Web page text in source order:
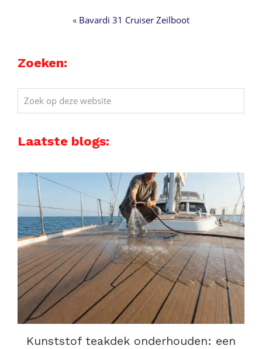
« Bavardi 31 Cruiser Zeilboot
Zoeken:
Zoek
op
website
Laatste blogs:
Kunststof teakdek onderhouden: een